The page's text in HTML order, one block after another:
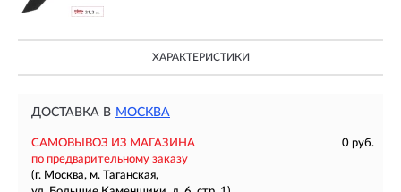
ХАРАКТЕРИСТИКИ
ДОСТАВКА В МОСКВА
САМОВЫВОЗ ИЗ МАГАЗИНА
0 руб.
по предварительному заказу
(г. Москва, м. Таганская,